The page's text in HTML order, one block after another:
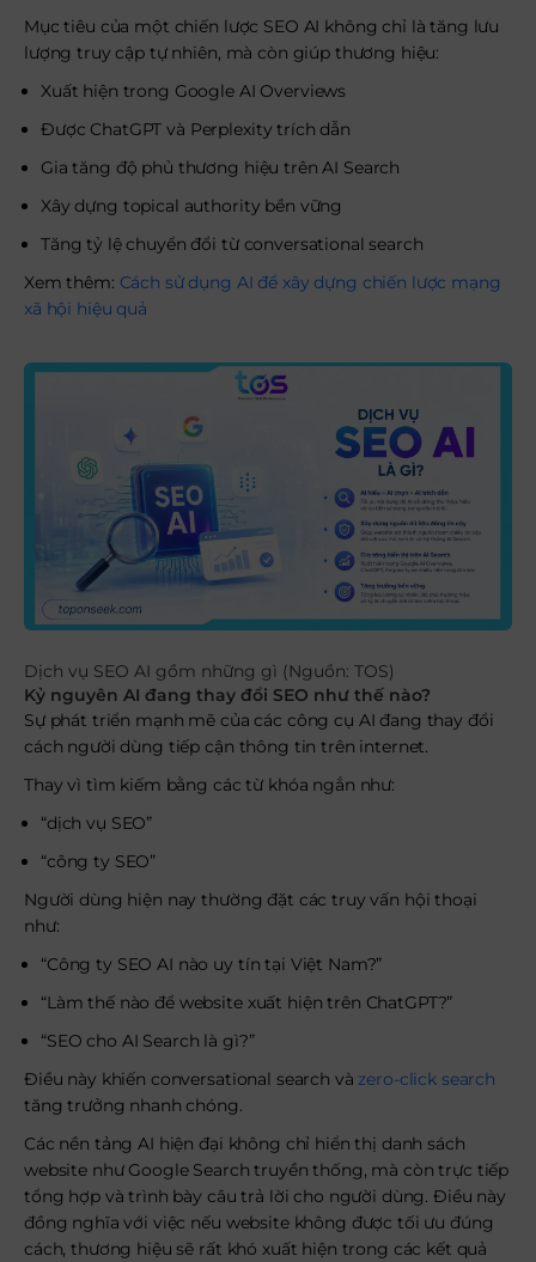
Mục tiêu của một chiến lược SEO AI không chỉ là tăng lưu
lượng truy cập tự nhiên, mà còn giúp thương hiệu:
Xuất hiện trong Google AI Overviews
Được ChatGPT và Perplexity trích dẫn
Gia tăng độ phủ thương hiệu trên AI Search
Xây dựng topical authority bền vững
Tăng tỷ lệ chuyển đổi từ conversational search
Xem thêm: Cách sử dụng AI để xây dựng chiến lược mạng
xã hội hiệu quả
Dịch vụ SEO AI gồm những gì (Nguồn: TOS)
Kỷ nguyên AI đang thay đổi SEO như thế nào?
Sự phát triển mạnh mẽ của các công cụ AI đang thay đổi
cách người dùng tiếp cận thông tin trên internet.
Thay vì tìm kiếm bằng các từ khóa ngắn như:
“dịch vụ SEO”
“công ty SEO”
Người dùng hiện nay thường đặt các truy vấn hội thoại
như:
“Công ty SEO AI nào uy tín tại Việt Nam?”
“Làm thế nào để website xuất hiện trên ChatGPT?”
“SEO cho AI Search là gì?”
Điều này khiến conversational search vàzero-click search
tăng trưởng nhanh chóng.
Các nền tảng AI hiện đại không chỉ hiển thị danh sách
website như Google Search truyền thống, mà còn trực tiếp
tổng hợp và trình bày câu trả lời cho người dùng. Điều này
đồng nghĩa với việc nếu website không được tối ưu đúng
cách, thương hiệu sẽ rất khó xuất hiện trong các kết quả